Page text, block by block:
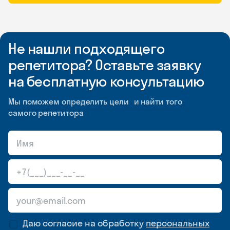
Не нашли подходящего
репетитора? Оставьте заявку
на бесплатную консультацию
Мы поможем определить цели и найти того
самого репетитора
Даю согласие на обработку персональных